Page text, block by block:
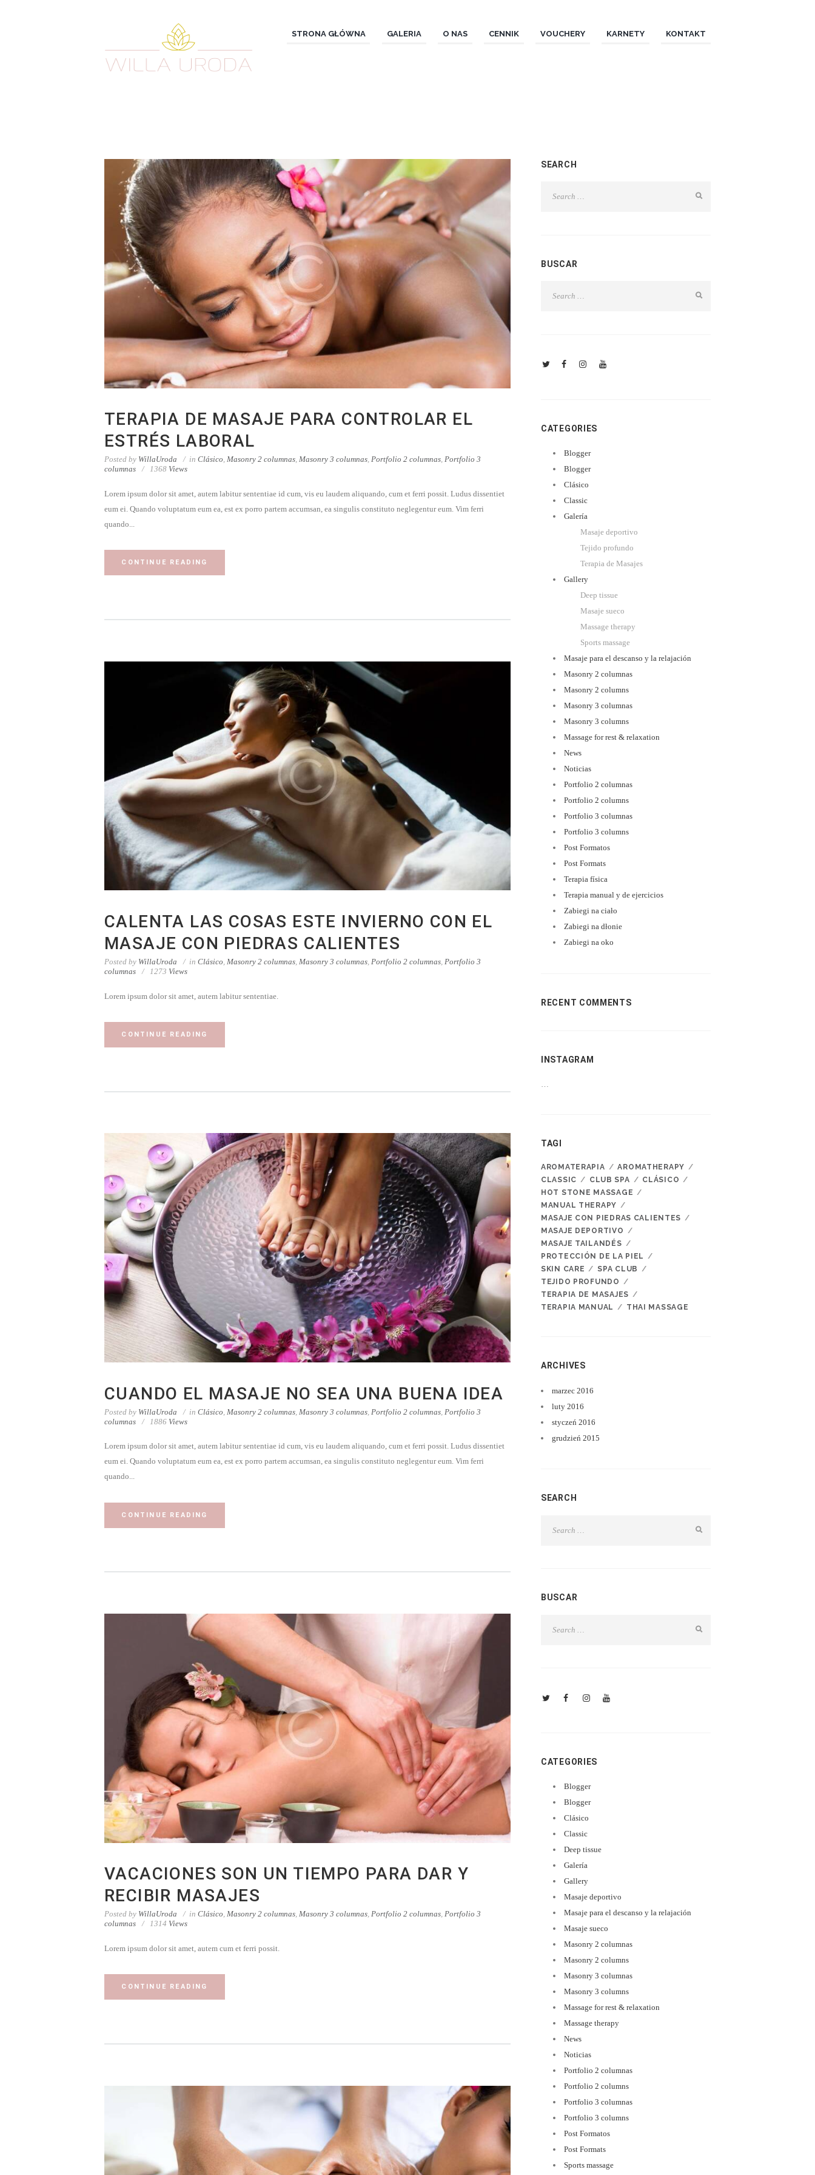
STRONA GŁÓWNA GALERIA O NAS CENNIK VOUCHERY KARNETY KONTAKT
TERAPIA DE MASAJE PARA CONTROLAR EL
ESTRÉS LABORAL
Posted by WillaUroda in Clásico, Masonry 2 columnas, Masonry 3 columnas, Portfolio 2 columnas, Portfolio 3
columnas
1368 Views
Lorem ipsum dolor sit amet, autem labitur sententiae id cum, vis eu laudem aliquando, cum et ferri possit. Ludus dissentiet
eum ei. Quando voluptatum eum ea, est ex porro partem accumsan, ea singulis constituto neglegentur eum. Vim ferri
quando...
CONTINUE READING
CALENTA LAS COSAS ESTE INVIERNO CON EL
MASAJE CON PIEDRAS CALIENTES
Posted by WillaUroda in Clásico, Masonry 2 columnas, Masonry 3 columnas, Portfolio 2 columnas, Portfolio 3
columnas
1273 Views
Lorem ipsum dolor sit amet, autem labitur sententiae.
CONTINUE READING
CUANDO EL MASAJE NO SEA UNA BUENA IDEA
Posted by WillaUroda in Clásico Masonry 2 columnas Masonry 3 columnas Portfolio 2 columnas Portfolio 3
columnas
1886 Views
Lorem ipsum dolor sit amet, autem labitur sententiae id cum, vis eu laudem aliquando, cum et ferri possit. Ludus dissentiet
eum ei. Quando voluptatum eum ea, est ex porro partem accumsan, ea singulis constituto neglegentur eum. Vim ferri
quando...
CONTINUE READING
VACACIONES SON UN TIEMPO PARA DAR Y
RECIBIR MASAJES
Posted by WillaUroda in Clásico, Masonry 2 columnas, Masonry 3 columnas, Portfolio 2 columnas, Portfolio 3
columnas
1314 Views
Lorem ipsum dolor sit amet, autem cum et ferri possit.
CONTINUE READING
SEARCH
BUSCAR
CATEGORIES
Blogger
Blogger
Clásico
Classic
Galería
Masaje deportivo
Tejido profundo
Terapia de Masajes
Gallery
Deep tissue
Masaje sueco
Massage therapy
Sports massage
Masaje para el descanso y la relajación
Masonry 2 columnas
Masonry 2 columns
Masonry 3 columnas
Masonry 3 columns
Massage for rest & relaxation
News
Noticias
Portfolio 2 columnas
Portfolio 2 columns
Portfolio 3 columnas
Portfolio 3 columns
Post Formatos
Post Formats
Terapia física
Terapia manual y de ejercicios
Zabiegi na ciało
Zabiegi na dłonie
Zabiegi na oko
RECENT COMMENTS
INSTAGRAM
TAGI
AROMATERAPIA
AROMATHERAPY
CLASSIC
CLUB SPA
CLÁSICO
HOT STONE MASSAGE
MANUAL THERAPY
MASAJE CON PIEDRAS CALIENTES
MASAJE DEPORTIVO
MASAJE TAILANDÉS
PROTECCIÓN DE LA PIEL
SKIN CARE
SPA CLUB
TEJIDO PROFUNDO
TERAPIA DE MASAJES
TERAPIA MANUAL
THAI MASSAGE
ARCHIVES
marzec 2016
luty 2016
styczeń 2016
grudzień 2015
SEARCH
BUSCAR
CATEGORIES
Blogger
Blogger
Clásico
Classic
Deep tissue
Galería
Gallery
Masaje deportivo
Masaje para el descanso y la relajación
Masaje sueco
Masonry 2 columnas
Masonry 2 columns
Masonry 3 columnas
Masonry 3 columns
Massage for rest & relaxation
Massage therapy
News
Noticias
Portfolio 2 columnas
Portfolio 2 columns
Portfolio 3 columnas
Portfolio 3 columns
Post Formatos
Post Formats
Sports massage